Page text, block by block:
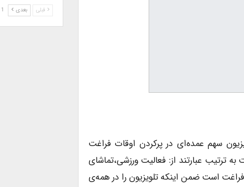
سهم عمده‌ای در پرکردن اوقات فراغت
ترتیب عبارتند از: فعالیت‌ ورزشی،تماشای
فراغت است ضمن اینکه تلویزیون را در همه‌ی
قبلی بعدی 1 از 13